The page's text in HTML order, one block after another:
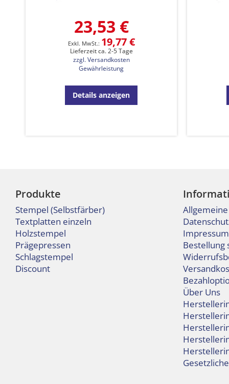
23,53 €
19,77 €
Lieferzeit ca. 2-5 Tage
zzgl. Versandkosten
Gewährleistung
Details anzeigen
Produkte
Stempel (Selbstfärber)
Textplatten einzeln
Holzstempel
Prägepressen
Schlagstempel
Discount
Impressum
Bestellung
Über Uns